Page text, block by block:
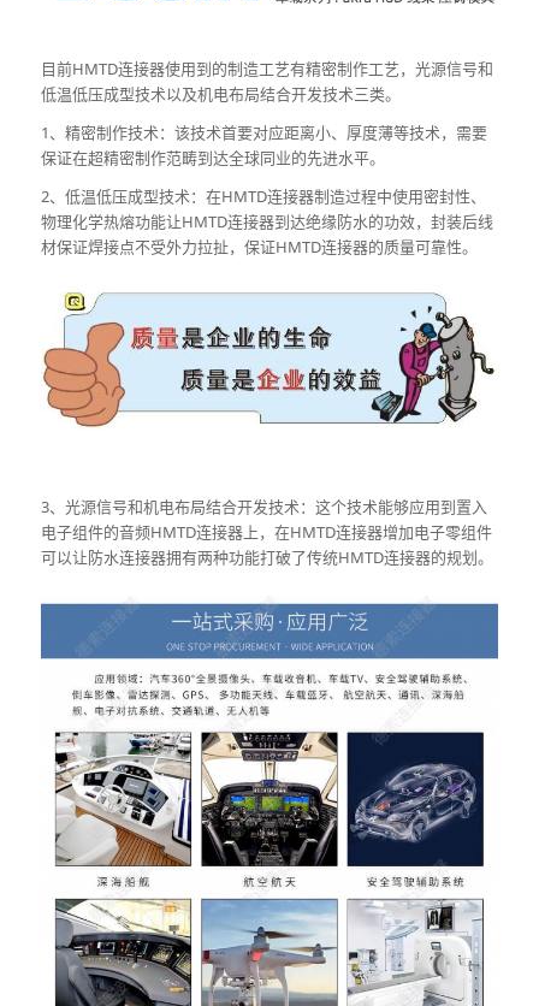
目前HMTD连接器使用到的制造工艺有精密制作工艺，光源信号和
低温低压成型技术以及机电布局结合开发技术三类。
1、精密制作技术：该技术首要对应距离小、厚度薄等技术，需要
保证在超精密制作范畴到达全球同业的先进水平。
2、低温低压成型技术：在HMTD连接器制造过程中使用密封性、
物理化学热熔功能让HMTD连接器到达绝缘防水的功效，封装后线
材保证焊接点不受外力拉扯，保证HMTD连接器的质量可靠性。
3、光源信号和机电布局结合开发技术：这个技术能够应用到置入
电子组件的音频HMTD连接器上，在HMTD连接器增加电子零组件
可以让防水连接器拥有两种功能打破了传统HMTD连接器的规划。